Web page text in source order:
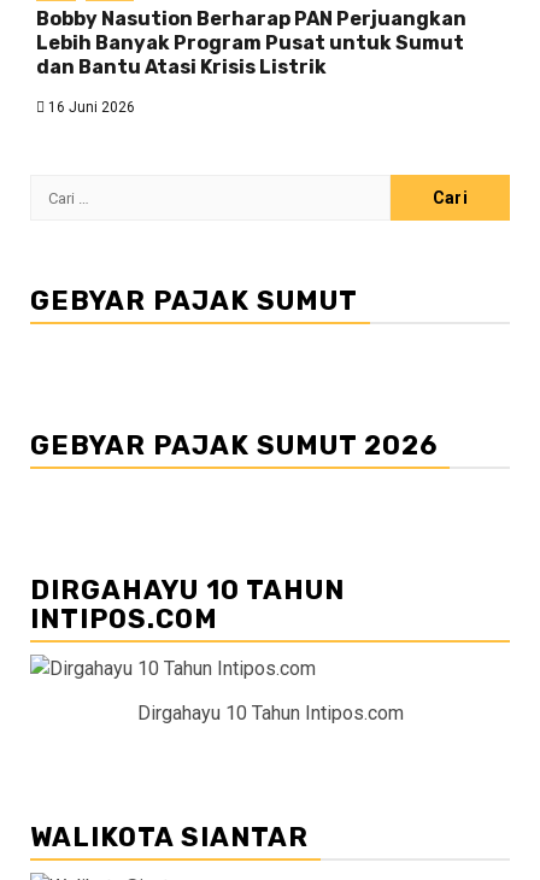
Bobby Nasution Berharap PAN Perjuangkan
Lebih Banyak Program Pusat untuk Sumut
dan Bantu Atasi Krisis Listrik
16 Juni 2026
Cari
GEBYAR PAJAK SUMUT
GEBYAR PAJAK SUMUT 2026
DIRGAHAYU 10 TAHUN
INTIPOS.COM
Dirgahayu 10 Tahun Intipos.com
WALIKOTA SIANTAR